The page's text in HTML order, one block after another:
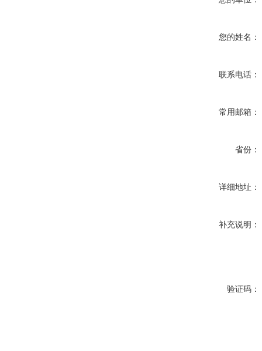
您的姓名：
联系电话：
常用邮箱：
省份：
详细地址：
补充说明：
验证码：